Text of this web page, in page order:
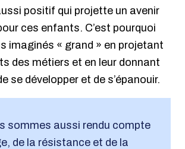
positif qui projette un avenir
ces enfants. C’est pourquoi
imaginés « grand » en projetant
des métiers et en leur donnant
se développer et de s’épanouir.
sommes aussi rendu compte
de la résistance et de la